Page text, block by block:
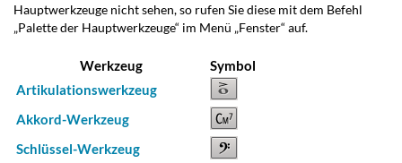
Hauptwerkzeuge nicht sehen, so rufen Sie diese mit dem Befehl
„Palette der Hauptwerkzeuge“ im Menü „Fenster“ auf.
Werkzeug
Symbol
Artikulationswerkzeug
Akkord-Werkzeug
Schlüssel-Werkzeug